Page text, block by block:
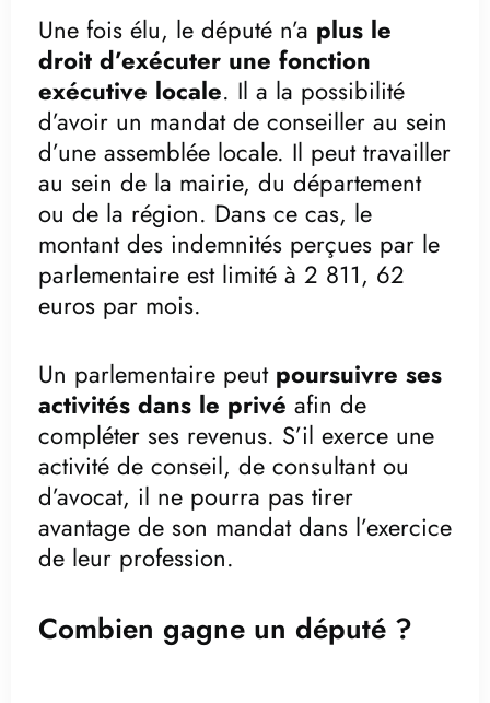
Une fois élu, le député n’a plus le
droit d’exécuter une fonction
exécutive locale. Il a la possibilité
d’avoir un mandat de conseiller au sein
d’une assemblée locale. Il peut travailler
au sein de la mairie, du département
ou de la région. Dans ce cas, le
montant des indemnités perçues par le
parlementaire est limité à 2 811, 62
euros par mois.
Un parlementaire peut poursuivre ses
activités dans le privé afin de
compléter ses revenus. S’il exerce une
activité de conseil, de consultant ou
d’avocat, il ne pourra pas tirer
avantage de son mandat dans l’exercice
de leur profession.
Combien gagne un député ?